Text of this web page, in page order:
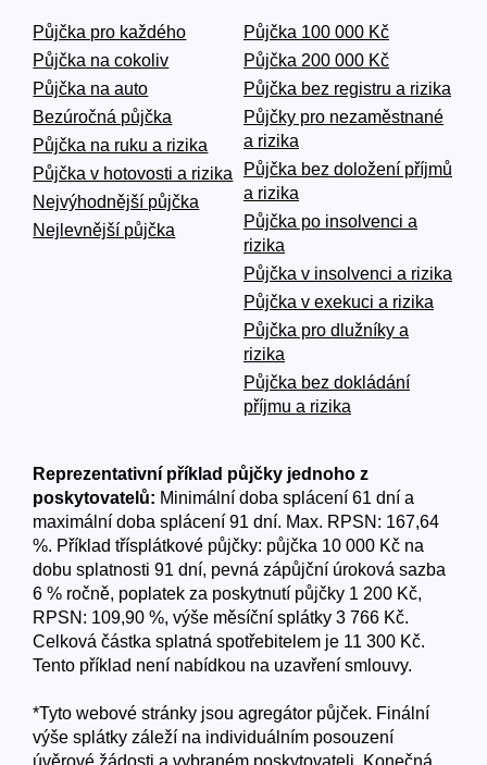
Půjčka pro každého
Půjčka na cokoliv
Půjčka na auto
Bezúročná půjčka
Půjčka na ruku a rizika
Půjčka v hotovosti a rizika
Nejvýhodnější půjčka
Nejlevnější půjčka
Půjčka 100 000 Kč
Půjčka 200 000 Kč
Půjčka bez registru a rizika
Půjčky pro nezaměstnané
a rizika
Půjčka bez doložení příjmů
a rizika
Půjčka po insolvenci a
rizika
Půjčka v insolvenci a rizika
Půjčka v exekuci a rizika
Půjčka pro dlužníky a
rizika
Půjčka bez dokládání
příjmu a rizika
Reprezentativní příklad půjčky jednoho z
poskytovatelů: Minimální doba splácení 61 dní a
maximální doba splácení 91 dní. Max. RPSN: 167,64
%. Příklad třísplátkové půjčky: půjčka 10 000 Kč na
dobu splatnosti 91 dní, pevná zápůjční úroková sazba
6 % ročně, poplatek za poskytnutí půjčky 1 200 Kč,
RPSN: 109,90 %, výše měsíční splátky 3 766 Kč.
Celková částka splatná spotřebitelem je 11 300 Kč.
Tento příklad není nabídkou na uzavření smlouvy.
*Tyto webové stránky jsou agregátor půjček. Finální
výše splátky záleží na individuálním posouzení